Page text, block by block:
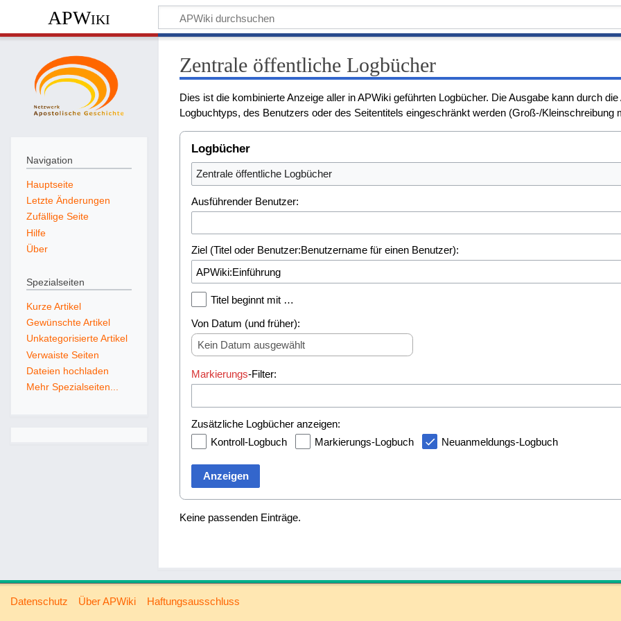
APWiki
Zentrale öffentliche Logbücher
Dies ist die kombinierte Anzeige aller in APWiki geführten Logbücher. Die Ausgabe kann durch
Logbuchtyps, des Benutzers oder des Seitentitels eingeschränkt werden (Groß-/Kleinschreibung
Logbücher
Zentrale öffentliche Logbücher
Ausführender Benutzer:
Ziel (Titel oder Benutzer:Benutzername für einen Benutzer):
Titel beginnt mit …
Von Datum (und früher):
Kein Datum ausgewählt
Markierungs-Filter:
Zusätzliche Logbücher anzeigen:
Kontroll-Logbuch
Markierungs-Logbuch Neuanmeldungs-Logbuch
Anzeigen
Keine passenden Einträge.
Navigation
Hauptseite
Letzte Änderungen
Zufällige Seite
Hilfe
Über
Spezialseiten
Kurze Artikel
Gewünschte Artikel
Unkategorisierte Artikel
Verwaiste Seiten
Dateien hochladen
Mehr Spezialseiten...
Datenschutz Über APWiki Haftungsausschluss